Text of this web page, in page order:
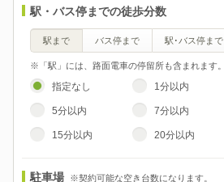
駅・バス停までの徒歩分数
駅まで バス停まで 駅･バス停まで
指定なし 1分以内
5分以内 7分以内
15分以内 20分以内
※「駅」には、路面電車の停留所も含まれます。
駐車場 ※契約可能な空き台数になります。